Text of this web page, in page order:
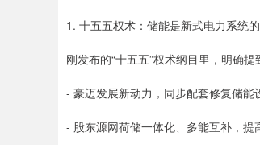
1. 十五五权术：储能是新式电力系统
刚发布的“十五五”权术纲目里，明确
- 豪迈发展新动力，同步配套修复储能
- 股东源网荷储一体化、多能互补，提